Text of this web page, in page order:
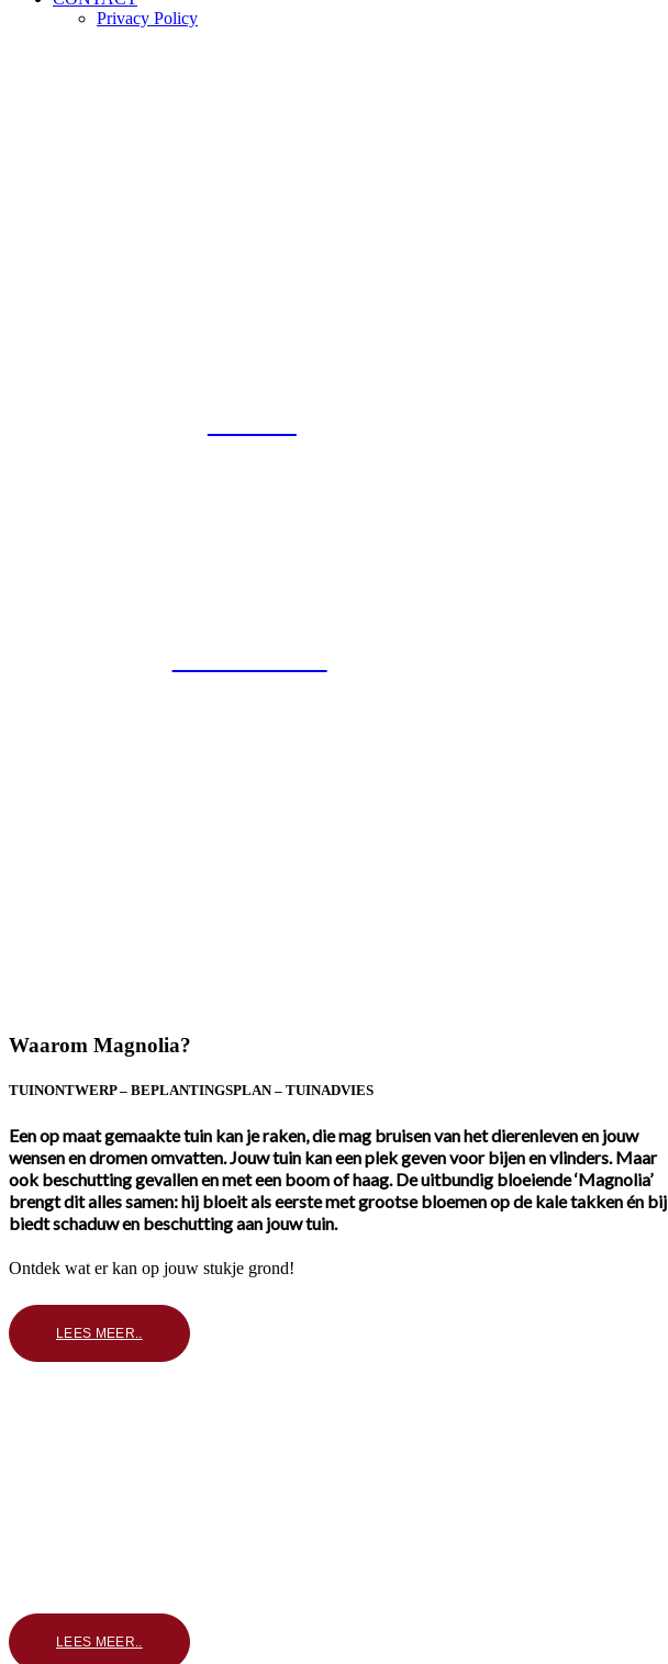
Privacy Policy
Waarom Magnolia?
TUINONTWERP – BEPLANTINGSPLAN – TUINADVIES
Een op maat gemaakte tuin kan je raken, die mag bruisen van het dierenleven en jouw
wensen en dromen omvatten. Jouw tuin kan een plek geven voor bijen en vlinders. Maar
ook beschutting gevallen en met een boom of haag. De uitbundig bloeiende ‘Magnolia’
brengt dit alles samen: hij bloeit als eerste met grootse bloemen op de kale takken én bij
biedt schaduw en beschutting aan jouw tuin.
Ontdek wat er kan op jouw stukje grond!
LEES MEER..
LEES MEER..